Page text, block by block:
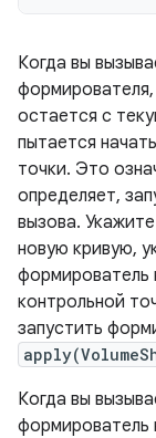
Когда вы
остается с
пытается
точки. Это
определяет,
вызова. Укажите
новую кривую,
формирователь
контрольной
запустить
Когда вы
формирователь